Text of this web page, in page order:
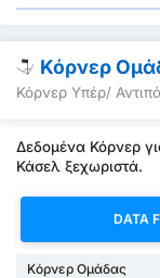
Κόρνερ
Κόρνερ Υπέρ/
Δεδομένα Κόρνερ
Κάσελ ξεχωριστά.
DATA
Κόρνερ Ομάδας